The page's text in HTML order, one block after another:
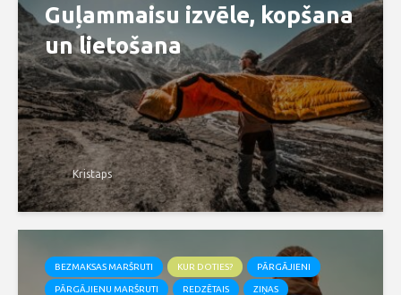
Guļammaisu izvēle, kopšana
un lietošana
Kristaps
BEZMAKSAS MARŠRUTI KUR DOTIES? PĀRGĀJIENI
PĀRGĀJIENU MARŠRUTI REDZĒTAIS ZIŅAS